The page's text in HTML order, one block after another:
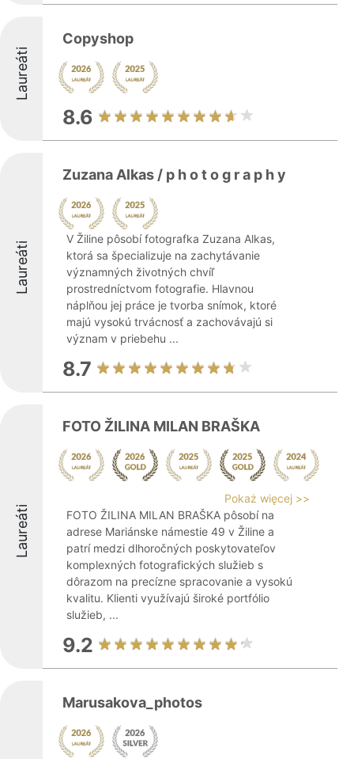
Laureáti
Copyshop
8.6
Laureáti
Zuzana Alkas / p h o t o g r a p h y
V Žiline pôsobí fotografka Zuzana Alkas,
ktorá sa špecializuje na zachytávanie
významných životných chvíľ
prostredníctvom fotografie. Hlavnou
náplňou jej práce je tvorba snímok, ktoré
majú vysokú trvácnosť a zachovávajú si
význam v priebehu ...
8.7
Laureáti
FOTO ŽILINA MILAN BRAŠKA
Pokaż więcej >>
FOTO ŽILINA MILAN BRAŠKA pôsobí na
adrese Mariánske námestie 49 v Žiline a
patrí medzi dlhoročných poskytovateľov
komplexných fotografických služieb s
dôrazom na precízne spracovanie a vysokú
kvalitu. Klienti využívajú široké portfólio
služieb, ...
9.2
Marusakova_photos